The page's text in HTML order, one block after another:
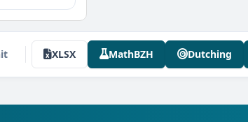
XLSX MathBZH Dutching